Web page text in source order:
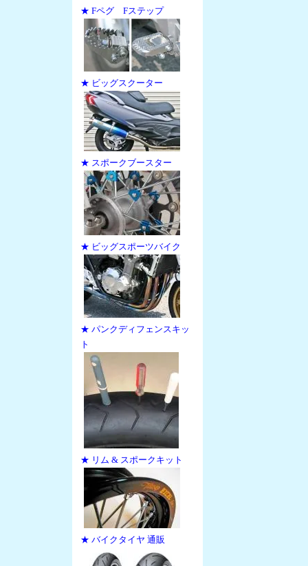
★ Fペグ Fステップ
★ ビッグスクーター
★ スポークブースター
★ ビッグスポーツバイク
★ パンクディフェンスキッ
ト
★ リム & スポークキット
★ バイクタイヤ 通販